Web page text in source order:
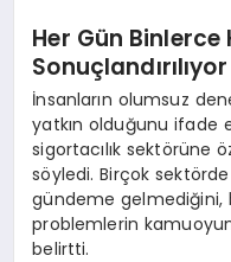
Her Gün Binlerce
Sonuçlandırılıyor
İnsanların olumsuz
yatkın olduğunu ifade
sigortacılık sektörüne
söyledi. Birçok
gündeme gelmediğini,
problemlerin
belirtti.